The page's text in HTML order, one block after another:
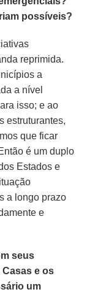
possíveis?
reprimida.
a
a nível
isso; e ao
estruturantes,
que ficar
é um duplo
Estados e
a longo prazo
e
seus
Casas e os
um